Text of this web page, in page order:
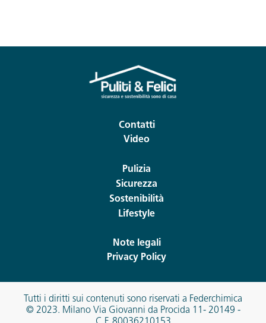
Contatti
Video
Pulizia
Sicurezza
Sostenibilità
Lifestyle
Note legali
Privacy Policy
Tutti i diritti sui contenuti sono riservati a Federchimica
© 2023. Milano Via Giovanni da Procida 11- 20149 -